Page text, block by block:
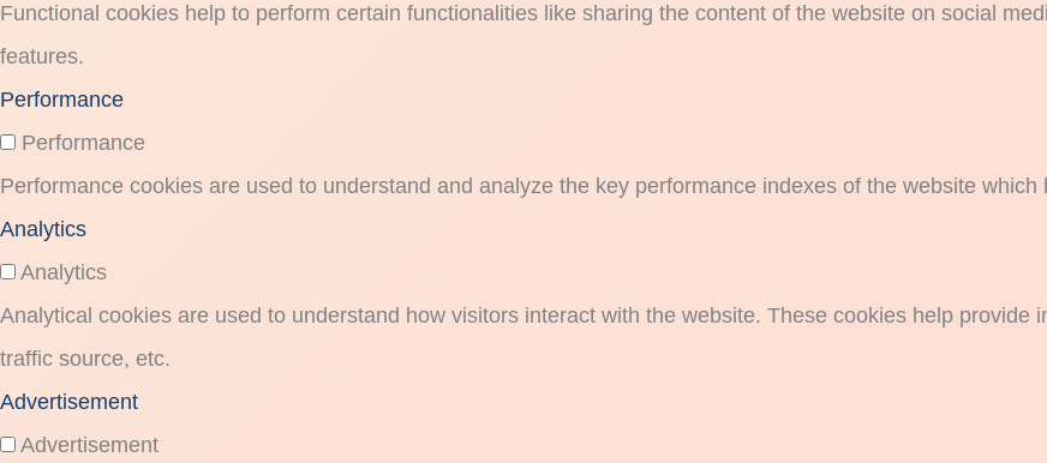
Functional cookies help to perform certain functionalities like sharing the content of the website on social
features.
Performance
Performance
Performance cookies are used to understand and analyze the key performance indexes of the website
Analytics
Analytics
Analytical cookies are used to understand how visitors interact with the website. These cookies help
traffic source, etc.
Advertisement
Advertisement